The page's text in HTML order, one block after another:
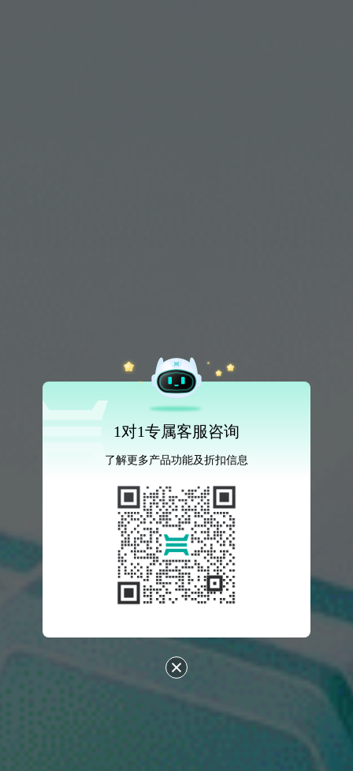
1对1专属客服咨询
了解更多产品功能及折扣信息